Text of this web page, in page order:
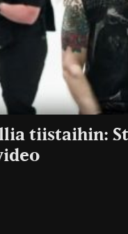
tiistaihin: